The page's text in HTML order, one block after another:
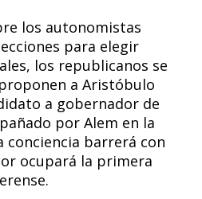
los autonomistas
para elegir
los republicanos se
a Aristóbulo
a gobernador de
por Alem en la
conciencia barrerá con
ocupará la primera